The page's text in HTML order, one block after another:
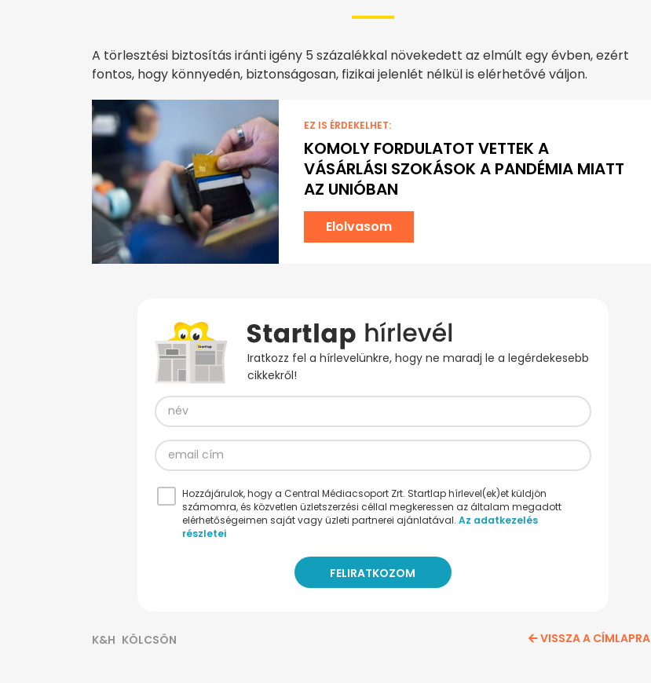
A törlesztési biztosítás iránti igény 5 százalékkal növekedett az elmúlt egy évben, ezért
fontos, hogy könnyedén, biztonságosan, fizikai jelenlét nélkül is elérhetővé váljon.
EZ IS ÉRDEKELHET:
KOMOLY FORDULATOT VETTEK A
VÁSÁRLÁSI SZOKÁSOK A PANDÉMIA MIATT
AZ UNIÓBAN
Elolvasom
Iratkozz fel a hírlevelünkre, hogy ne maradj le a legérdekesebb
cikkekről!
Hozzájárulok, hogy a Central Médiacsoport Zrt. Startlap hírlevel(ek)et küldjön
számomra, és közvetlen üzletszerzési céllal megkeressen az általam megadott
elérhetőségeimen saját vagy üzleti partnerei ajánlatával. Az adatkezelés
részletei
K&H KÖLCSÖN VISSZA A CÍMLAPRA